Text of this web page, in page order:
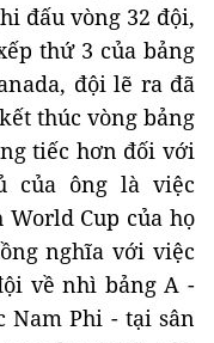
đấu vòng 32 đội,
thứ 3 của bảng
đội lẽ ra đã
thúc vòng bảng
tiếc hơn đối với
của ông là việc
Cup của họ
nghĩa với việc
về nhì bảng A -
Nam Phi - tại sân